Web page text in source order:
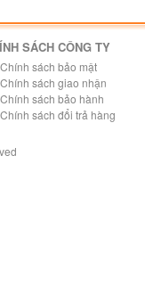
SÁCH CÔNG TY
Chính sách bảo mật
Chính sách giao nhận
Chính sách bảo hành
Chính sách đổi trả hàng